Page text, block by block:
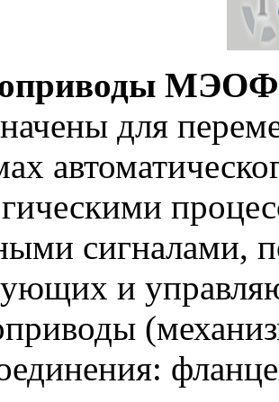
МЭОФ
для
сигналами,
и